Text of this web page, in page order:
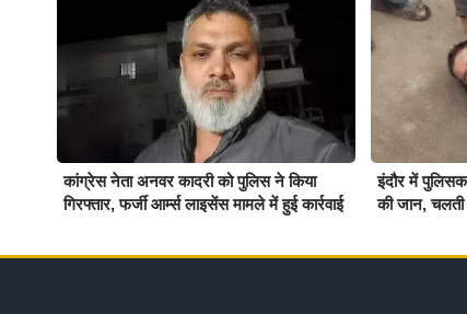
कांग्रेस नेता अनवर कादरी को पुलिस ने किया
गिरफ्तार, फर्जी आर्म्स लाइसेंस मामले में हुई कार्रवाई
इंदौर में
की जान,